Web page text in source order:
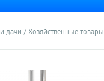
дачи Хозяйственные товары